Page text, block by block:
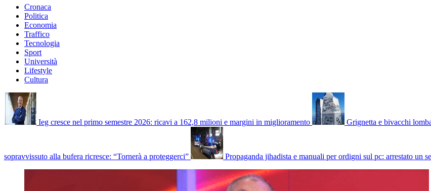
Cronaca
Politica
Economia
Traffico
Tecnologia
Sport
Università
Lifestyle
Cultura
Ieg cresce nel primo semestre 2026: ricavi a 162,8 milioni e margini in miglioramento Grignetta e bivacchi
sopravvissuto alla bufera ricresce: “Tornerà a proteggerci” Propaganda jihadista e manuali per ordigni sul pc: arrestato un